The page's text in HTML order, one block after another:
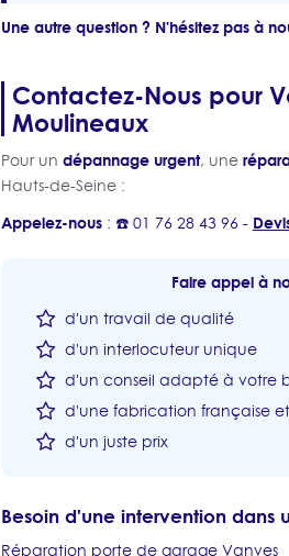
Une autre question ? N'hésitez pas à
Contactez-Nous pour
Moulineaux
Pour un dépannage urgent, une
Hauts-de-Seine :
Appelez-nous: ☎️ 01 76 28 43 96 -
Faire appel à
d'un travail de qualité
d'un interlocuteur unique
d'un conseil adapté à votre
d'une fabrication française
d'un juste prix
Besoin d'une intervention dans
Réparation porte de garage Vanves